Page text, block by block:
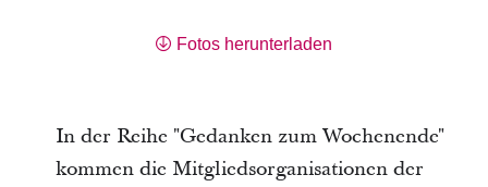
Fotos herunterladen
In der Reihe "Gedanken zum Wochenende"
kommen die Mitgliedsorganisationen der